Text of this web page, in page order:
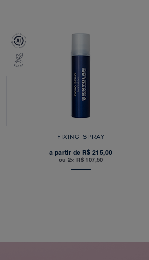
FIXING SPRAY
a partir de R$ 215,00
ou 2× R$ 107,50